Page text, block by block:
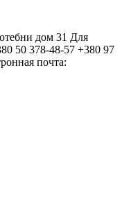
дом 31 Для
50 378-48-57 +380 97
почта: